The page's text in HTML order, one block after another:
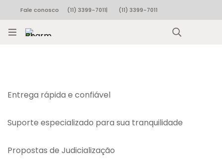
Fale conosco (11) 3399-7011|
(11) 3399-7011
Entrega rápida e confiável
Suporte especializado para sua tranquilidade
Propostas de Judicialização